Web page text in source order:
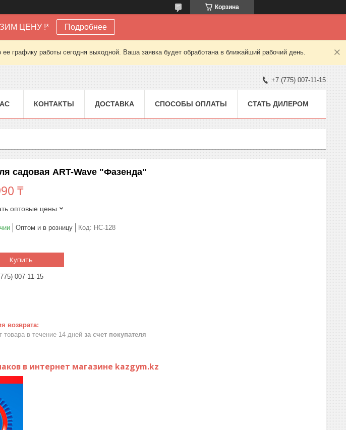
Корзина
ЦЕНУ !* Подробнее
графику работы сегодня выходной. Ваша заявка будет обработана в ближайший рабочий день.
+7 (775) 007-11-15
КОНТАКТЫ ДОСТАВКА СПОСОБЫ ОПЛАТЫ СТАТЬ ДИЛЕРОМ
садовая ART-Wave "Фазенда"
₸
оптовые цены
Оптом и в розницу Код: HC-128
Купить
007-11-15
товара в течение 14 дней за счет покупателя
в интернет магазине kazgym.kz